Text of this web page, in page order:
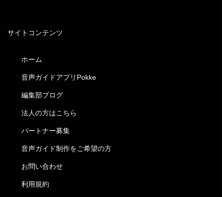
サイトコンテンツ
ホーム
音声ガイドアプリPokke
編集部ブログ
法人の方はこちら
パートナー募集
音声ガイド制作をご希望の方
お問い合わせ
利用規約